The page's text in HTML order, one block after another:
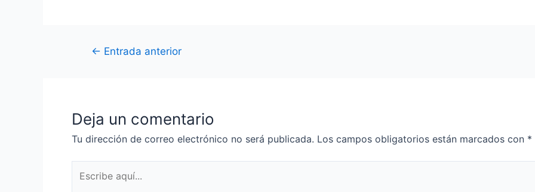
← Entrada anterior
Deja un comentario
Tu dirección de correo electrónico no será publicada. Los campos obligatorios están marcados con *